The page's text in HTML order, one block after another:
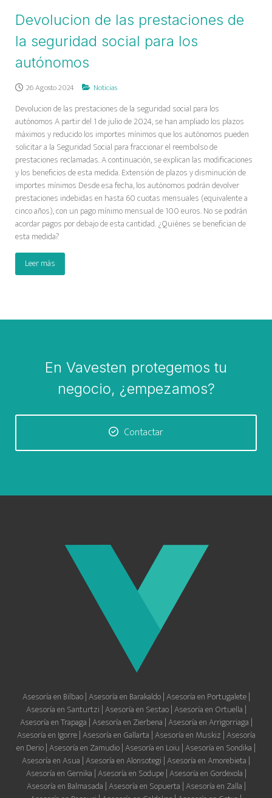
Devolucion de las prestaciones de
la seguridad social para los
autónomos
26 Agosto 2024 Noticias
Devolucion de las prestaciones de la seguridad social para los
autónomos A partir del 1 de julio de 2024, se han ampliado los plazos
máximos y reducido los importes mínimos que los autónomos pueden
solicitar a la Seguridad Social para fraccionar el reembolso de
prestaciones reclamadas. A continuación, se explican las modificaciones
y los beneficios de esta medida. Extensión de plazos y disminución de
importes mínimos Desde esa fecha, los autónomos podrán devolver
prestaciones indebidas en hasta 60 cuotas mensuales (equivalente a
cinco años), con un pago mínimo mensual de 100 euros. No se podrán
acordar pagos por debajo de esta cantidad. ¿Quiénes se benefician de
esta medida?
Leer más
En Vavesten protegemos tu
negocio, ¿empezamos?
Contactar
Asesoría en Bilbao|Asesoría en Barakaldo|Asesoría en Portugalete|
Asesoría en Santurtzi |Asesoría en Sestao|Asesoría en Ortuella |
Asesoría en Trapaga |Asesoría en Zierbena |Asesoría en Arrigorriaga |
Asesoría en Igorre|Asesoría en Gallarta |Asesoría en Muskiz |Asesoría
en Derio|Asesoría en Zamudio|Asesoría en Loiu |Asesoría en Sondika |
Asesoría en Asua |Asesoría en Alonsotegi |Asesoría en Amorebieta |
Asesoría en Gernika |Asesoría en Sodupe|Asesoría en Gordexola |
Asesoría en Balmasada |Asesoría en Sopuerta |Asesoría en Zalla |